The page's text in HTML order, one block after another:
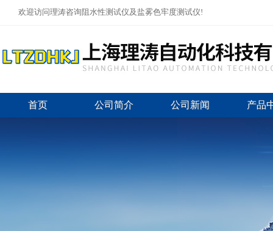
欢迎访问理涛咨询阻水性测试仪及盐雾色牢度测试仪!
首页 公司简介 公司新闻 产品